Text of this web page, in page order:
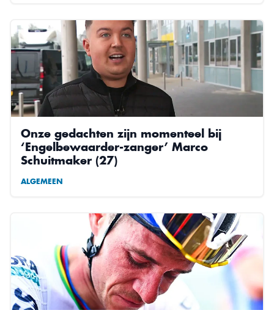
Onze gedachten zijn momenteel bij
‘Engelbewaarder-zanger’ Marco
Schuitmaker (27)
ALGEMEEN